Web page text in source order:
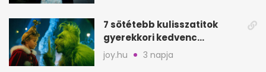
7 sötétebb kulisszatitok
gyerekkori kedvenc
filmjeinkről a Joy szerint
joy.hu 3 napja